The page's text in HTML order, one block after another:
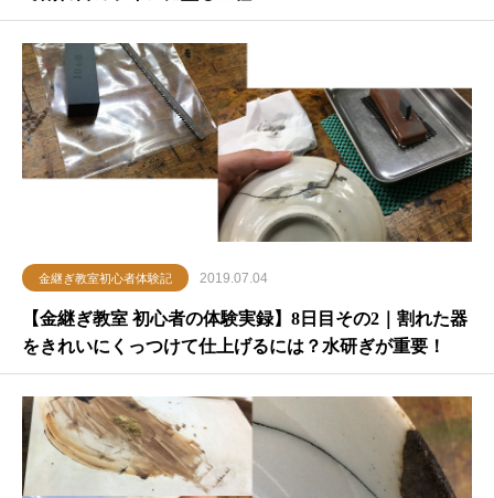
金継ぎ教室初心者体験記 2019.07.04
【金継ぎ教室 初心者の体験実録】8日目その2｜割れた器
をきれいにくっつけて仕上げるには？水研ぎが重要！